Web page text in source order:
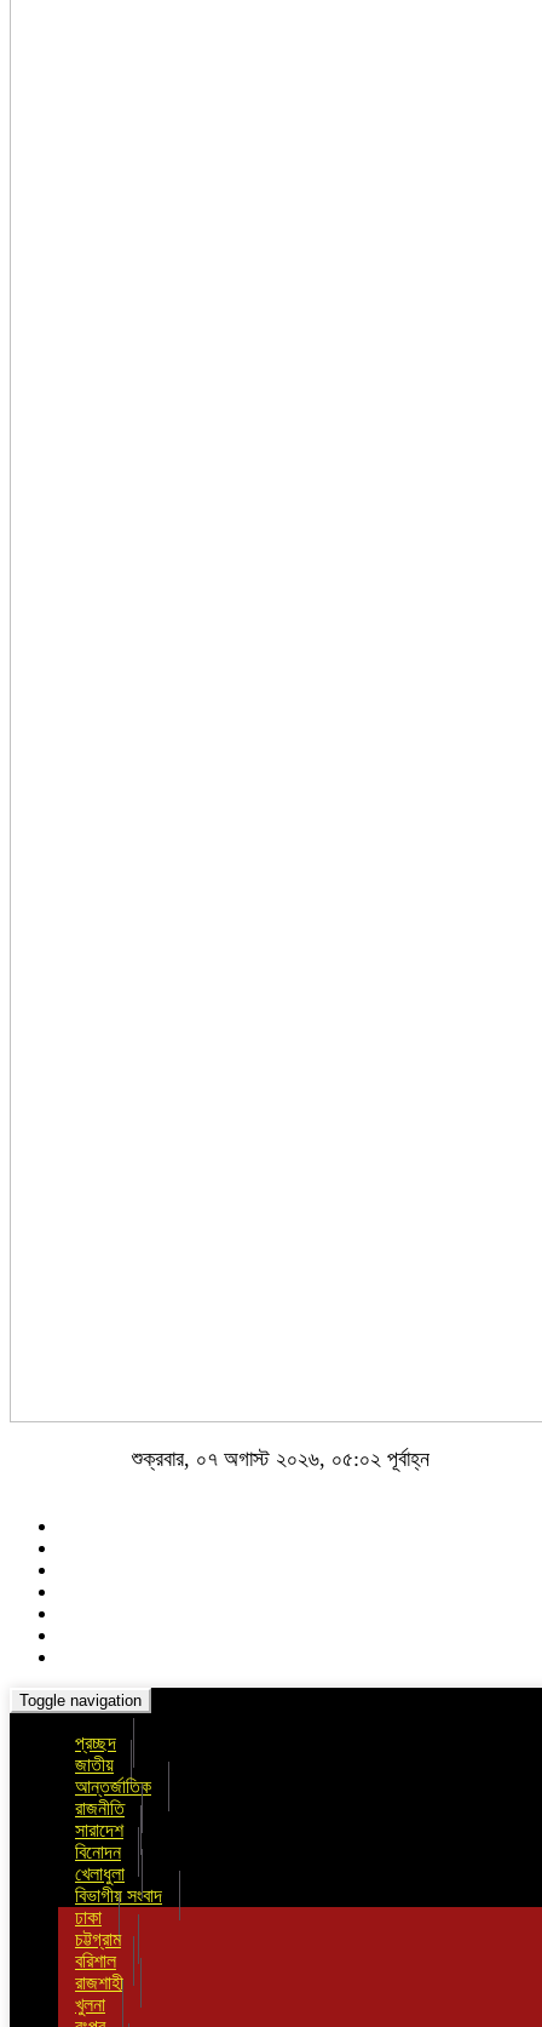
শুক্রবার, ০৭ অগাস্ট ২০২৬, ০৫:০২ পূর্বাহ্ন
Toggle navigation
প্রচ্ছদ
জাতীয়
আন্তর্জাতিক
রাজনীতি
সারাদেশ
বিনোদন
খেলাধুলা
বিভাগীয় সংবাদ
ঢাকা
চট্টগ্রাম
বরিশাল
রাজশাহী
খুলনা